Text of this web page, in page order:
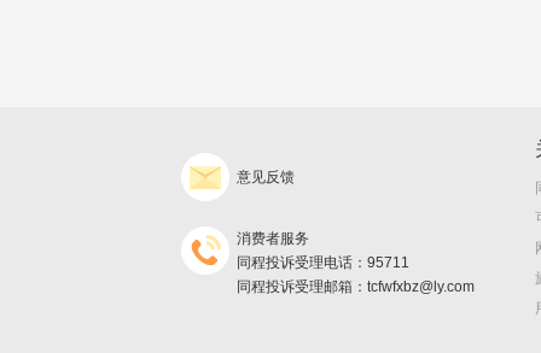
意见反馈
消费者服务
同程投诉受理电话：95711
同程投诉受理邮箱：tcfwfxbz@ly.com